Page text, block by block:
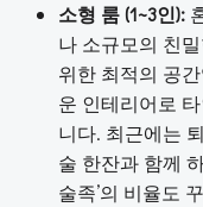
소형 룸 (1~3인):
나 소규모의 친
위한 최적의 공
운 인테리어로
니다. 최근에는
술 한잔과 함께
술족’의 비율도